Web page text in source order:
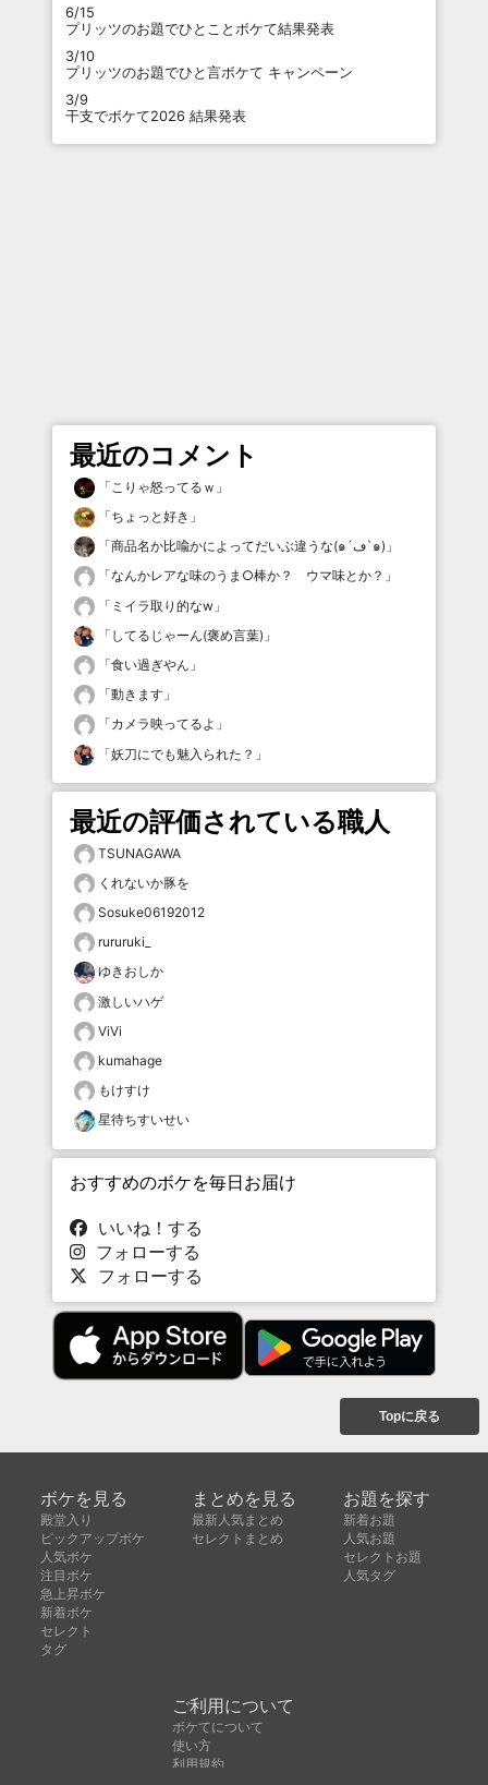
6/15
プリッツのお題でひとことボケて結果発表
3/10
プリッツのお題でひと言ボケて キャンペーン
3/9
干支でボケて2026 結果発表
最近のコメント
「 こりゃ怒ってるｗ 」
「ちょっと好き 」
「
商品名か比喩かによってだいぶ違うな(๑´ڡ`๑) 」
「なんかレアな味のうま○棒か？ ウマ味とか？ 」
「 ミイラ取り的なw 」
「 してるじゃーん(褒め言葉) 」
「食い過ぎやん 」
「動きます 」
「カメラ映ってるよ 」
「妖刀にでも魅入られた？ 」
最近の評価されている職人
TSUNAGAWA
くれないか豚を
Sosuke06192012
rururuki_
ゆきおしか
激しいハゲ
ViVi
kumahage
もけすけ
星待ちすいせい
おすすめのボケを毎日お届け
いいね！する
フォローする
フォローする
Topに戻る
ボケを見る
殿堂入り
ピックアップボケ
人気ボケ
注目ボケ
急上昇ボケ
新着ボケ
セレクト
タグ
まとめを見る
最新人気まとめ
セレクトまとめ
お題を探す
新着お題
人気お題
セレクトお題
人気タグ
ご利用について
ボケてについて
使い方
利用規約